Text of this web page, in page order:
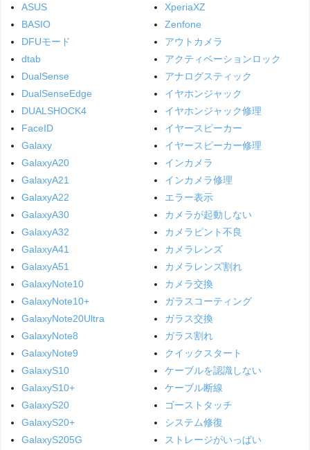
ASUS
BASIO
DFUモード
dtab
DualSense
DualSenseEdge
DUALSHOCK4
FaceID
Galaxy
GalaxyA20
GalaxyA21
GalaxyA22
GalaxyA30
GalaxyA32
GalaxyA41
GalaxyA51
GalaxyNote10
GalaxyNote10+
GalaxyNote20Ultra
GalaxyNote8
GalaxyNote9
GalaxyS10
GalaxyS10+
GalaxyS20
GalaxyS20+
GalaxyS205G
XperiaXZ
Zenfone
アウトカメラ
アクティベーションロック
アナログスティック
イヤホンジャック
イヤホンジャック修理
イヤースピーカー
イヤースピーカー修理
インカメラ
インカメラ修理
エラー表示
カメラが起動しない
カメラピント不良
カメラレンズ
カメラレンズ割れ
カメラ交換
ガラスコーティング
ガラス交換
ガラス割れ
クイックスタート
ケーブルを認識しない
ケーブル断線
ゴーストタッチ
システム修復
ストレージがいっぱい